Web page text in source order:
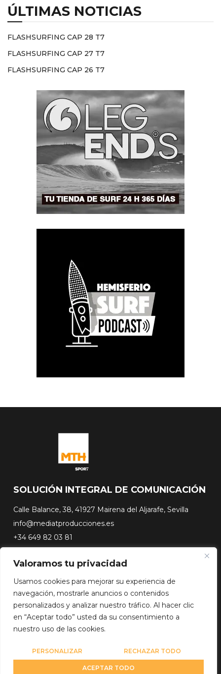
Valoramos tu privacidad
Usamos cookies para mejorar su experiencia de
navegación, mostrarle anuncios o contenidos
personalizados y analizar nuestro tráfico. Al hacer clic
en “Aceptar todo” usted da su consentimiento a
nuestro uso de las cookies.
PERSONALIZAR RECHAZAR TODO
ACEPTAR TODO
ÚLTIMAS NOTICIAS
FLASHSURFING CAP 28 T7
FLASHSURFING CAP 27 T7
FLASHSURFING CAP 26 T7
SOLUCIÓN INTEGRAL DE COMUNICACIÓN
Calle Balance, 38, 41927 Mairena del Aljarafe, Sevilla
info@mediatproducciones.es
+34 649 82 03 81
#FLASHSURFING
#CONEXIONSURFING
A CONTRA PICO
DOCUSERIES
Diseño web porWebmasterPRO